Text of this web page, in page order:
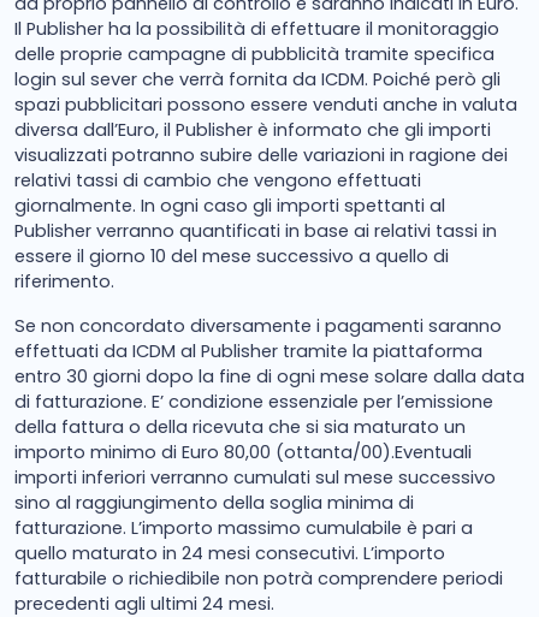
Il Publisher ha la possibilità di effettuare il monitoraggio
delle proprie campagne di pubblicità tramite specifica
login sul sever che verrà fornita da ICDM. Poiché però gli
spazi pubblicitari possono essere venduti anche in valuta
diversa dall’Euro, il Publisher è informato che gli importi
visualizzati potranno subire delle variazioni in ragione dei
relativi tassi di cambio che vengono effettuati
giornalmente. In ogni caso gli importi spettanti al
Publisher verranno quantificati in base ai relativi tassi in
essere il giorno 10 del mese successivo a quello di
riferimento.
Se non concordato diversamente i pagamenti saranno
effettuati da ICDM al Publisher tramite la piattaforma
entro 30 giorni dopo la fine di ogni mese solare dalla data
di fatturazione. E’ condizione essenziale per l’emissione
della fattura o della ricevuta che si sia maturato un
importo minimo di Euro 80,00 (ottanta/00).Eventuali
importi inferiori verranno cumulati sul mese successivo
sino al raggiungimento della soglia minima di
fatturazione. L’importo massimo cumulabile è pari a
quello maturato in 24 mesi consecutivi. L’importo
fatturabile o richiedibile non potrà comprendere periodi
precedenti agli ultimi 24 mesi.